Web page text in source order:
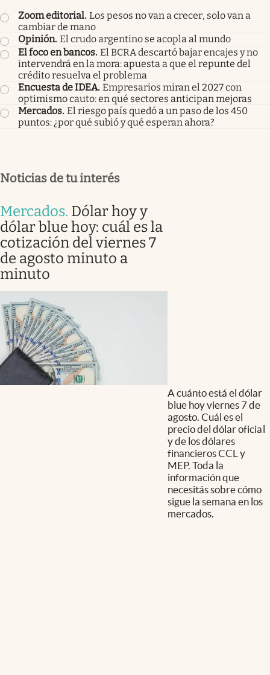
Zoom editorial. Los pesos no van a crecer, solo van a
cambiar de mano
Opinión. El crudo argentino se acopla al mundo
El foco en bancos. El BCRA descartó bajar encajes y no
intervendrá en la mora: apuesta a que el repunte del
crédito resuelva el problema
Encuesta de IDEA. Empresarios miran el 2027 con
optimismo cauto: en qué sectores anticipan mejoras
Mercados. El riesgo país quedó a un paso de los 450
puntos: ¿por qué subió y qué esperan ahora?
Noticias de tu interés
Mercados. Dólar hoy y
dólar blue hoy: cuál es la
cotización del viernes 7
de agosto minuto a
minuto
A cuánto está el dólar
blue hoy viernes 7 de
agosto. Cuál es el
precio del dólar oficial
y de los dólares
financieros CCL y
MEP. Toda la
información que
necesitás sobre cómo
sigue la semana en los
mercados.